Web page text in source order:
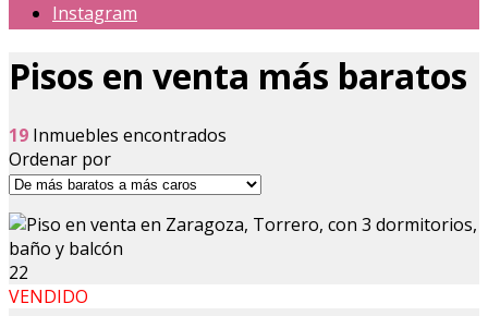
Instagram
Pisos en venta más baratos
19 Inmuebles encontrados
Ordenar por
22
VENDIDO